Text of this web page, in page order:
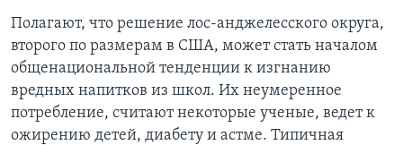
Полагают, что решение лос-анджелесского округа,
второго по размерам в США, может стать началом
общенациональной тенденции к изгнанию
вредных напитков из школ. Их неумеренное
потребление, считают некоторые ученые, ведет к
ожирению детей, диабету и астме. Типичная